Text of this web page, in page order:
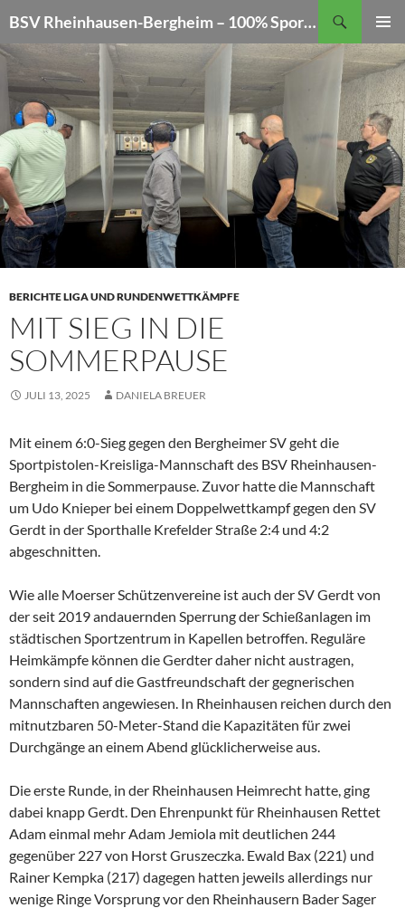
Inhalt
springen
BSV Rheinhausen-Bergheim – 100% Sportschießen
MENÜ
BERICHTE LIGA UND RUNDENWETTKÄMPFE
MIT SIEG IN DIE
SOMMERPAUSE
JULI 13, 2025 DANIELA BREUER
Mit einem 6:0-Sieg gegen den Bergheimer SV geht die
Sportpistolen-Kreisliga-Mannschaft des BSV Rheinhausen-
Bergheim in die Sommerpause. Zuvor hatte die Mannschaft
um Udo Knieper bei einem Doppelwettkampf gegen den SV
Gerdt in der Sporthalle Krefelder Straße 2:4 und 4:2
abgeschnitten.
Wie alle Moerser Schützenvereine ist auch der SV Gerdt von
der seit 2019 andauernden Sperrung der Schießanlagen im
städtischen Sportzentrum in Kapellen betroffen. Reguläre
Heimkämpfe können die Gerdter daher nicht austragen,
sondern sind auf die Gastfreundschaft der gegnerischen
Mannschaften angewiesen. In Rheinhausen reichen durch den
mitnutzbaren 50-Meter-Stand die Kapazitäten für zwei
Durchgänge an einem Abend glücklicherweise aus.
Die erste Runde, in der Rheinhausen Heimrecht hatte, ging
dabei knapp Gerdt. Den Ehrenpunkt für Rheinhausen Rettet
Adam einmal mehr Adam Jemiola mit deutlichen 244
gegenüber 227 von Horst Gruszeczka. Ewald Bax (221) und
Rainer Kempka (217) dagegen hatten jeweils allerdings nur
wenige Ringe Vorsprung vor den Rheinhausern Bader Sager